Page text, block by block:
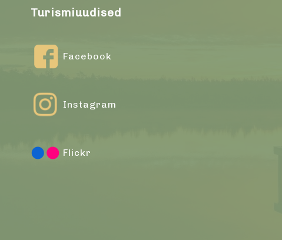
Turismiuudised
Facebook
Instagram
Flickr